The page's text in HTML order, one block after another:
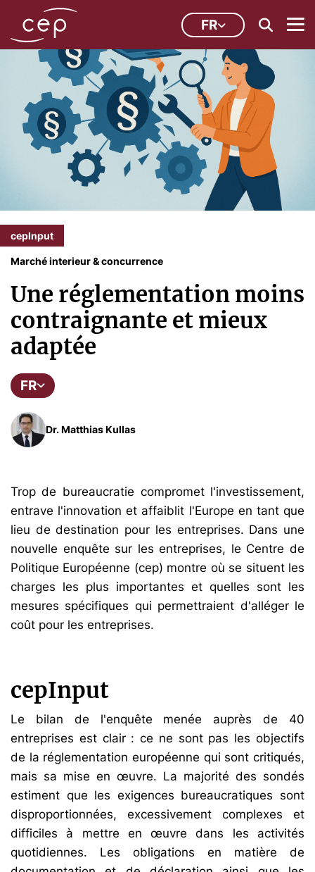
FR
cepInput
Marché interieur & concurrence
Une réglementation moins
contraignante et mieux
adaptée
FR
Dr. Matthias Kullas
Trop de bureaucratie compromet l'investissement,
entrave l'innovation et affaiblit l'Europe en tant que
lieu de destination pour les entreprises. Dans une
nouvelle enquête sur les entreprises, le Centre de
Politique Européenne (cep) montre où se situent les
charges les plus importantes et quelles sont les
mesures spécifiques qui permettraient d'alléger le
coût pour les entreprises.
cepInput
Le bilan de l'enquête menée auprès de 40
entreprises est clair : ce ne sont pas les objectifs
de la réglementation européenne qui sont critiqués,
mais sa mise en œuvre. La majorité des sondés
estiment que les exigences bureaucratiques sont
disproportionnées, excessivement complexes et
difficiles à mettre en œuvre dans les activités
quotidiennes. Les obligations en matière de